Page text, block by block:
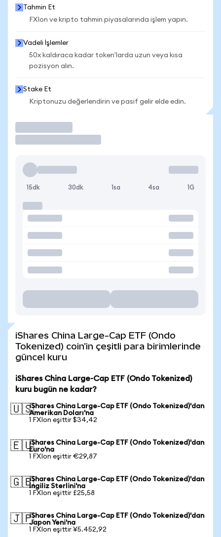
Tahmin Et
FXIon ve kripto tahmin piyasalarında işlem yapın.
Vadeli İşlemler
50x kaldıraca kadar token'larda uzun veya kısa
pozisyon alın.
Stake Et
Kriptonuzu değerlendirin ve pasif gelir elde edin.
15dk 30dk 1sa 4sa 1G
iShares China Large-Cap ETF (Ondo
Tokenized) coin'in çeşitli para birimlerinde
güncel kuru
iShares China Large-Cap ETF (Ondo Tokenized)
kuru bugün ne kadar?
🇺🇸iShares China Large-Cap ETF (Ondo Tokenized)'dan
Amerikan Doları'na
1 FXIon eşittir $34,42
🇪🇺iShares China Large-Cap ETF (Ondo Tokenized)'dan
Euro'na
1 FXIon eşittir €29,87
🇬🇧iShares China Large-Cap ETF (Ondo Tokenized)'dan
İngiliz Sterlini'na
1 FXIon eşittir £25,58
🇯🇵iShares China Large-Cap ETF (Ondo Tokenized)'dan
Japon Yeni'na
1 FXIon eşittir ¥5.452,92